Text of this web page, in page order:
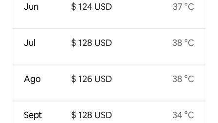
Jun
Jul
Ago
Sept
$ 124 USD
$ 128 USD
$ 126 USD
$ 128 USD
37 °C
38 °C
38 °C
34 °C